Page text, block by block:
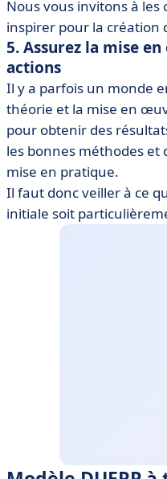
Nous vous invitons à
inspirer pour la création
5. Assurez la mise
actions
Il y a parfois un monde
théorie et la mise en
pour obtenir des
les bonnes méthodes et
mise en pratique.
Il faut donc veiller à ce
initiale soit